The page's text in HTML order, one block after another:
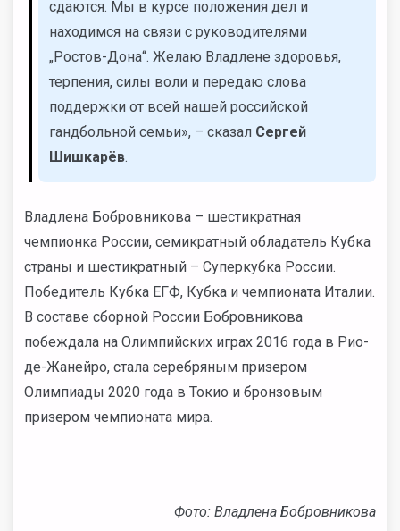
сдаются. Мы в курсе положения дел и
находимся на связи с руководителями
„Ростов-Дона“. Желаю Владлене здоровья,
терпения, силы воли и передаю слова
поддержки от всей нашей российской
гандбольной семьи», – сказал Сергей
Шишкарёв.
Владлена Бобровникова – шестикратная
чемпионка России, семикратный обладатель Кубка
страны и шестикратный – Суперкубка России.
Победитель Кубка ЕГФ, Кубка и чемпионата Италии.
В составе сборной России Бобровникова
побеждала на Олимпийских играх 2016 года в Рио-
де-Жанейро, стала серебряным призером
Олимпиады 2020 года в Токио и бронзовым
призером чемпионата мира.
Фото: Владлена Бобровникова